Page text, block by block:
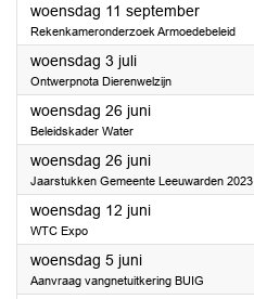
woensdag 11 september2024
Rekenkameronderzoek Armoedebeleid
woensdag 3 juli2024
Ontwerpnota Dierenwelzijn
woensdag 26 juni2024
Beleidskader Water
woensdag 26 juni2024
Jaarstukken Gemeente Leeuwarden 2023
woensdag 12 juni2024
WTC Expo
woensdag 5 juni2024
Aanvraag vangnetuitkering BUIG